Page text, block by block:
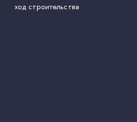
ход строительства